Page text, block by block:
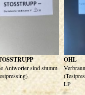
Antworter sind stumm
OHL
LP